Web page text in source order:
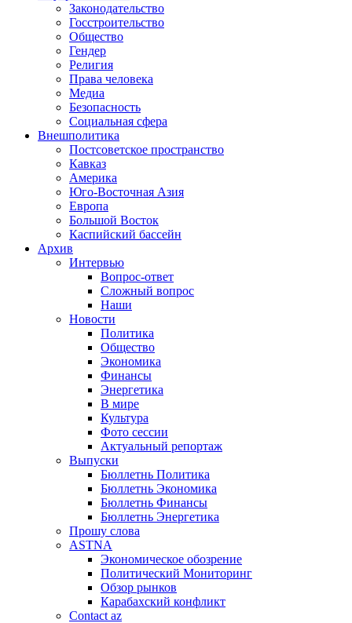
Законодательство
Госстроительство
Общество
Гендер
Религия
Права человека
Медиа
Безопасность
Социальная сфера
Внешполитика
Постсоветское пространство
Кавказ
Америка
Юго-Восточная Азия
Европа
Большой Восток
Каспийский бассейн
Архив
Интервью
Вопрос-ответ
Сложный вопрос
Наши
Новости
Политика
Общество
Экономика
Финансы
Энергетика
В мире
Культура
Фото сессии
Актуальный репортаж
Выпуски
Бюллетнь Политика
Бюллетнь Экономика
Бюллетнь Финансы
Бюллетнь Энергетика
Прошу слова
ASTNA
Экономическое обозрение
Политический Мониторинг
Обзор рынков
Карабахский конфликт
Contact az